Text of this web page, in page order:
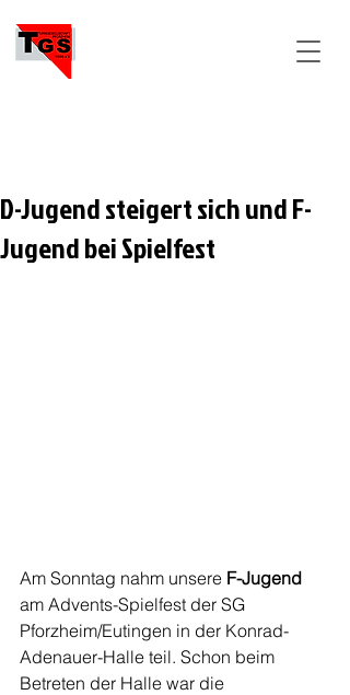
D-Jugend steigert sich und F-
Jugend bei Spielfest
Am Sonntag nahm unsere F-Jugend
am Advents-Spielfest der SG
Pforzheim/Eutingen in der Konrad-
Adenauer-Halle teil. Schon beim
Betreten der Halle war die